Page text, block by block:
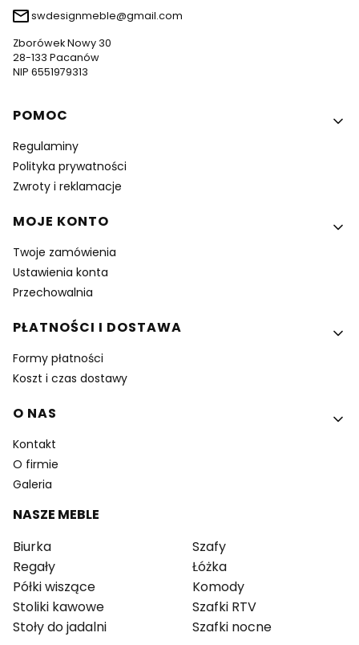
swdesignmeble@gmail.com
Zborówek Nowy 30
28-133 Pacanów
NIP 6551979313
Linki w stopce
POMOC
Regulaminy
Polityka prywatności
Zwroty i reklamacje
MOJE KONTO
Twoje zamówienia
Ustawienia konta
Przechowalnia
PŁATNOŚCI I DOSTAWA
Formy płatności
Koszt i czas dostawy
O NAS
Kontakt
O firmie
Galeria
NASZE MEBLE
Biurka
Regały
Półki wiszące
Stoliki kawowe
Stoły do jadalni
Szafy
Łóżka
Komody
Szafki RTV
Szafki nocne